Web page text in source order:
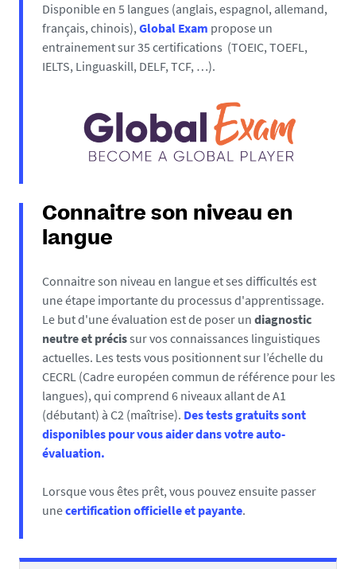
Disponible en 5 langues (anglais, espagnol, allemand,
français, chinois),Global Exam propose un
entrainement sur 35 certifications (TOEIC, TOEFL,
IELTS, Linguaskill, DELF, TCF, …).
Connaitre son niveau en
langue
Connaitre son niveau en langue et ses difficultés est
une étape importante du processus d'apprentissage.
Le but d'une évaluation est de poser un diagnostic
neutre et précissur vos connaissances linguistiques
actuelles. Les tests vous positionnent sur l’échelle du
CECRL (Cadre européen commun de référence pour les
langues), qui comprend 6 niveaux allant de A1
(débutant) à C2 (maîtrise). Des tests gratuits sont
disponibles pour vous aider dans votre auto-
évaluation.
Lorsque vous êtes prêt, vous pouvez ensuite passer
unecertification officielle et payante.